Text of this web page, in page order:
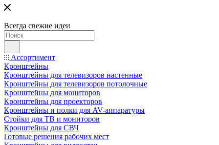
Всегда свежие идеи
Ассортимент
Кронштейны
Кронштейны для телевизоров настенные
Кронштейны для телевизоров потолочные
Кронштейны для мониторов
Кронштейны для проекторов
Кронштейны и полки для AV-аппаратуры
Стойки для ТВ и мониторов
Кронштейны для СВЧ
Готовые решения рабочих мест